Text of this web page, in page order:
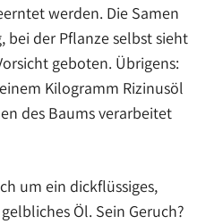
werden. Die Samen
bei der Pflanze selbst sieht
geboten. Übrigens:
Kilogramm Rizinusöl
des Baums verarbeitet
um ein dickflüssiges,
Öl. Sein Geruch?